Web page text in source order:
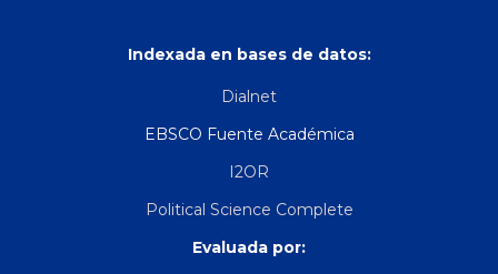
Indexada en bases de datos:
Dialnet
EBSCO Fuente Académica
I2OR
Political Science Complete
Evaluada por: